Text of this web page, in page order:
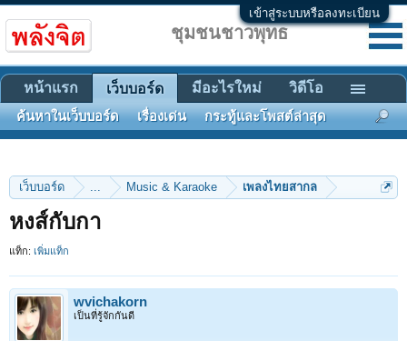
เข้าสู่ระบบหรือลงทะเบียน
เว็บบอร์ด ... Music & Karaoke เพลงไทยสากล
หงส์กับกา
แท็ก: เพิ่มแท็ก
wvichakorn
เป็นที่รู้จักกันดี
ชุมชนชาวพุทธ
หน้าแรก เว็บบอร์ด
ค้นหาในเว็บบอร์ด เรื่องเด่น กระทู้และโพสต์ล่าสุด
มีอะไรใหม่ วิดีโอ